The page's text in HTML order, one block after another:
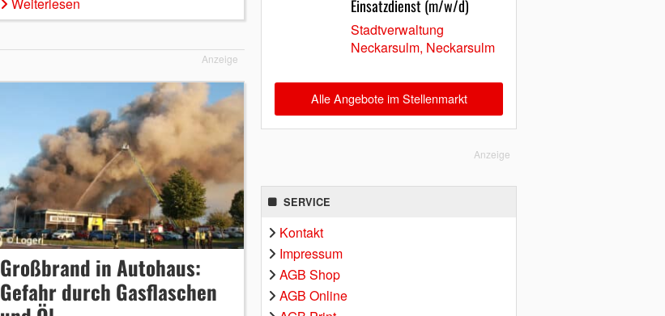
Anzeige
Großbrand in Autohaus:
Gefahr durch Gasflaschen
Einsatzdienst (m/w/d)
Stadtverwaltung
Neckarsulm, Neckarsulm
Alle Angebote im Stellenmarkt
Anzeige
SERVICE
Kontakt
Impressum
AGB Shop
AGB Online